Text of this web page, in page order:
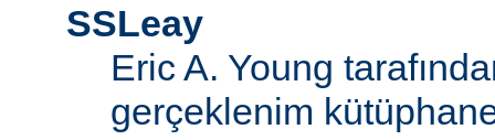
SSLeay
Eric A. Young
gerçeklenim